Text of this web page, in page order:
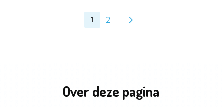
1 2
Over deze pagina